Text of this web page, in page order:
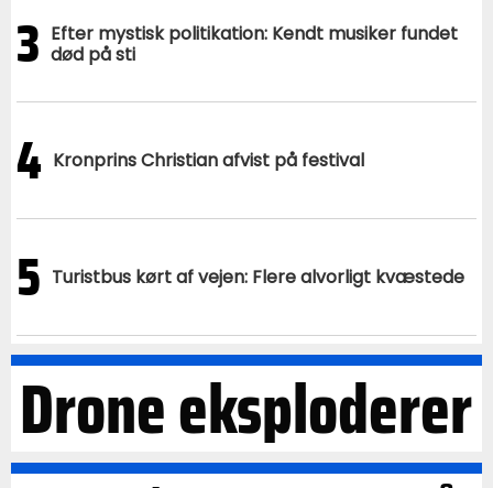
3 Efter mystisk politikation: Kendt musiker fundet
død på sti
4 Kronprins Christian afvist på festival
5 Turistbus kørt af vejen: Flere alvorligt kvæstede
Drone eksploderer